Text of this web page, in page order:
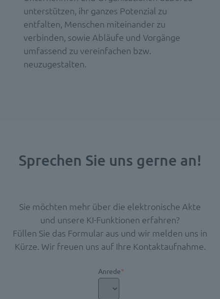
unterstützen, ihr ganzes Potenzial zu
entfalten, Menschen miteinander zu
verbinden, sowie Abläufe und Vorgänge
umfassend zu vereinfachen bzw.
neuzugestalten.
Sprechen Sie uns gerne an!
Sie möchten mehr über die elektronische Akte
und unsere KI-Funktionen erfahren?
Füllen Sie das Formular aus und wir melden uns in
Kürze. Wir freuen uns auf Ihre Kontaktaufnahme.
Anrede*